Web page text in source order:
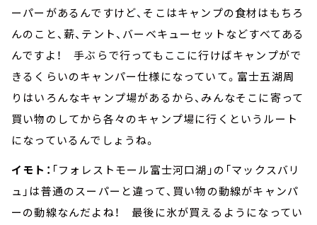
ーパーがあるんですけど、そこはキャンプの食材はもちろ
んのこと、薪、テント、バーベキューセットなどすべてある
んですよ！ 手ぶらで行ってもここに行けばキャンプがで
きるくらいのキャンパー仕様になっていて。富士五湖周
りはいろんなキャンプ場があるから、みんなそこに寄って
買い物のしてから各々のキャンプ場に行くというルート
になっているんでしょうね。
イモト： 「フォレストモール富士河口湖」の「マックスバリ
ュ」は普通のスーパーと違って、買い物の動線がキャンパ
ーの動線なんだよね！ 最後に氷が買えるようになってい